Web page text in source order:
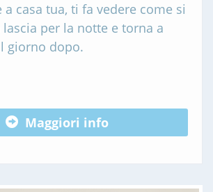
casa tua, ti fa vedere come si
per la notte e torna a
giorno dopo.
Maggiori info